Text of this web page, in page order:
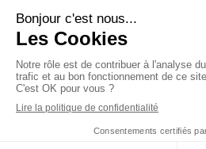
LeSamedide9hà13h
Mentions légales
Plan du site
Création et référencement du site par